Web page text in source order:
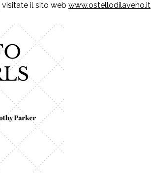
visitate il sito web www.ostellodilaveno.it